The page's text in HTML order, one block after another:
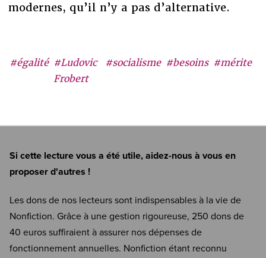
#égalité #Ludovic
Frobert
#socialisme #besoins #mérite
modernes, qu’il n’y a pas d’alternative.
Si cette lecture vous a été utile, aidez-nous à vous en
proposer d'autres !
Les dons de nos lecteurs sont indispensables à la vie de
Nonfiction. Grâce à une gestion rigoureuse, 250 dons de
40 euros suffiraient à assurer nos dépenses de
fonctionnement annuelles. Nonfiction étant reconnu